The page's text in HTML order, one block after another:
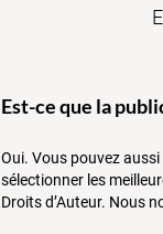
Est-ce que la
Oui. Vous pouvez
sélectionner les
Droits d’Auteur. Nous